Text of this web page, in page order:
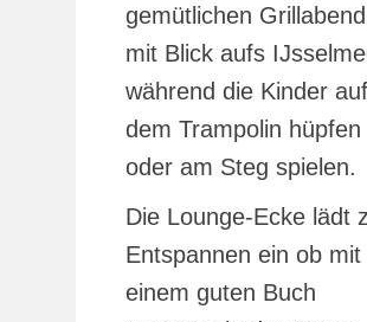
gemütlichen Grillabend
mit Blick aufs
während die Kinder auf
dem Trampolin hüpfen
oder am Steg spielen.
Die Lounge-Ecke lädt
Entspannen ein ob mit
einem guten Buch